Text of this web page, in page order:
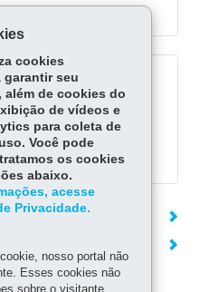
pelo Sistema de
de saúde
cookies
garantir seu
de cookies do
de vídeos e
para coleta de
Você pode
os cookies
abaixo.
acesse
Privacidade.
nosso portal não
Esses cookies não
sobre o visitante.